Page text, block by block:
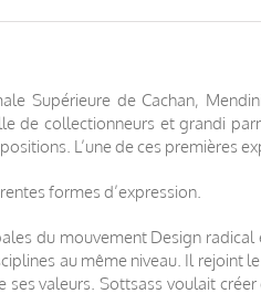
Supérieure de Cachan,
de collectionneurs et grandi
L’une de ces premières
formes d’expression.
du mouvement Design
au même niveau. Il rejoint le
valeurs. Sottsass voulait